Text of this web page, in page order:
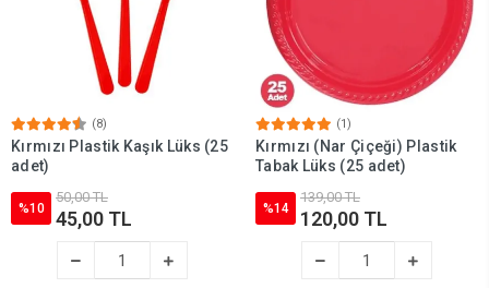
(8)
Kırmızı Plastik Kaşık Lüks (25
adet)
%10
50,00 TL
45,00 TL
(1)
Kırmızı (Nar Çiçeği) Plastik
Tabak Lüks (25 adet)
%14
139,00 TL
120,00 TL